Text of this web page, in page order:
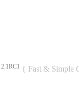
2.1RC1 { Fast & Simple